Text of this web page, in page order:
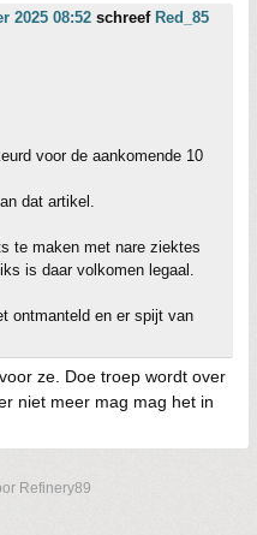
2025 08:52 schreef Red_85
voor de aankomende 10
dat artikel.
te maken met nare ziektes
is daar volkomen legaal.
ontmanteld en er spijt van
ze. Doe troep wordt over
niet meer mag mag het in
Refinery89